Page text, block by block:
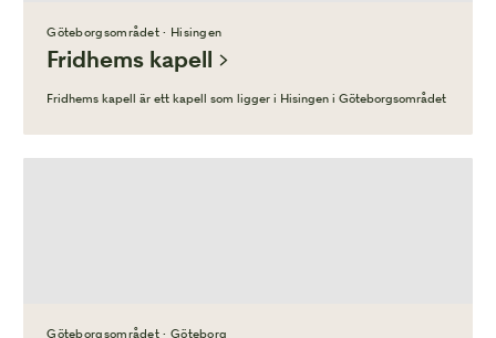
Göteborgsområdet · Hisingen
Fridhems kapell
Fridhems kapell är ett kapell som ligger i Hisingen i Göteborgsområdet
Göteborgsområdet · Göteborg